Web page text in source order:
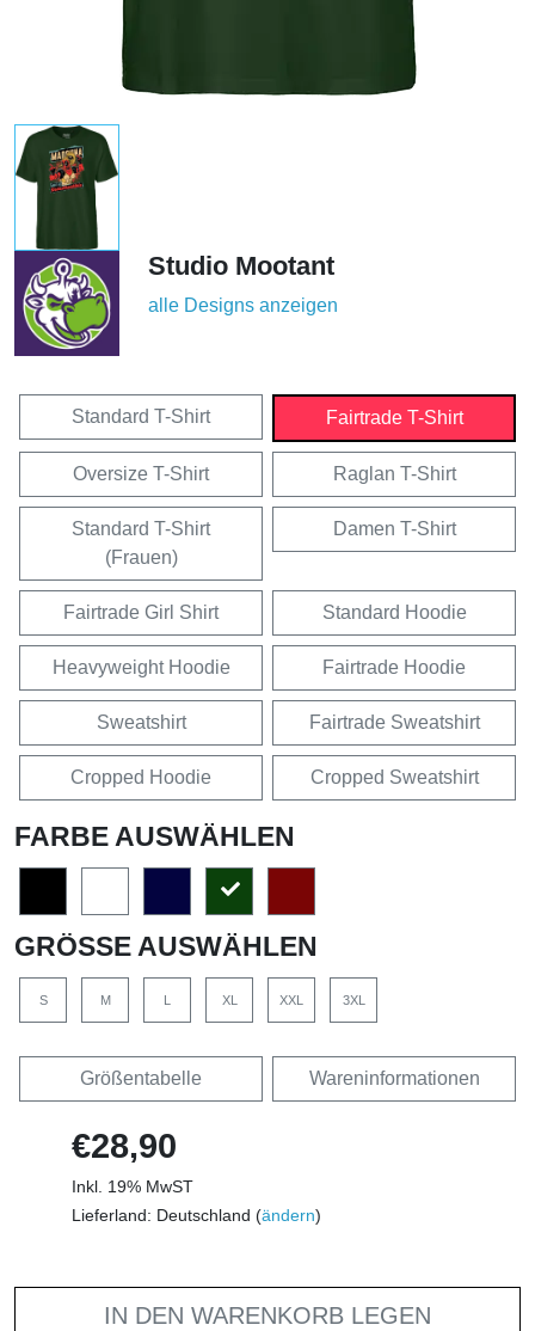
Studio Mootant
alle Designs anzeigen
Standard T-Shirt Fairtrade T-Shirt
Oversize T-Shirt Raglan T-Shirt
Standard T-Shirt
(Frauen)
Damen T-Shirt
Fairtrade Girl Shirt Standard Hoodie
Heavyweight Hoodie Fairtrade Hoodie
Sweatshirt Fairtrade Sweatshirt
Cropped Hoodie Cropped Sweatshirt
FARBE AUSWÄHLEN
GRÖSSE AUSWÄHLEN
S M L XL XXL 3XL
Größentabelle Wareninformationen
€28,90
Inkl. 19% MwST
Lieferland: Deutschland (ändern)
IN DEN WARENKORB LEGEN